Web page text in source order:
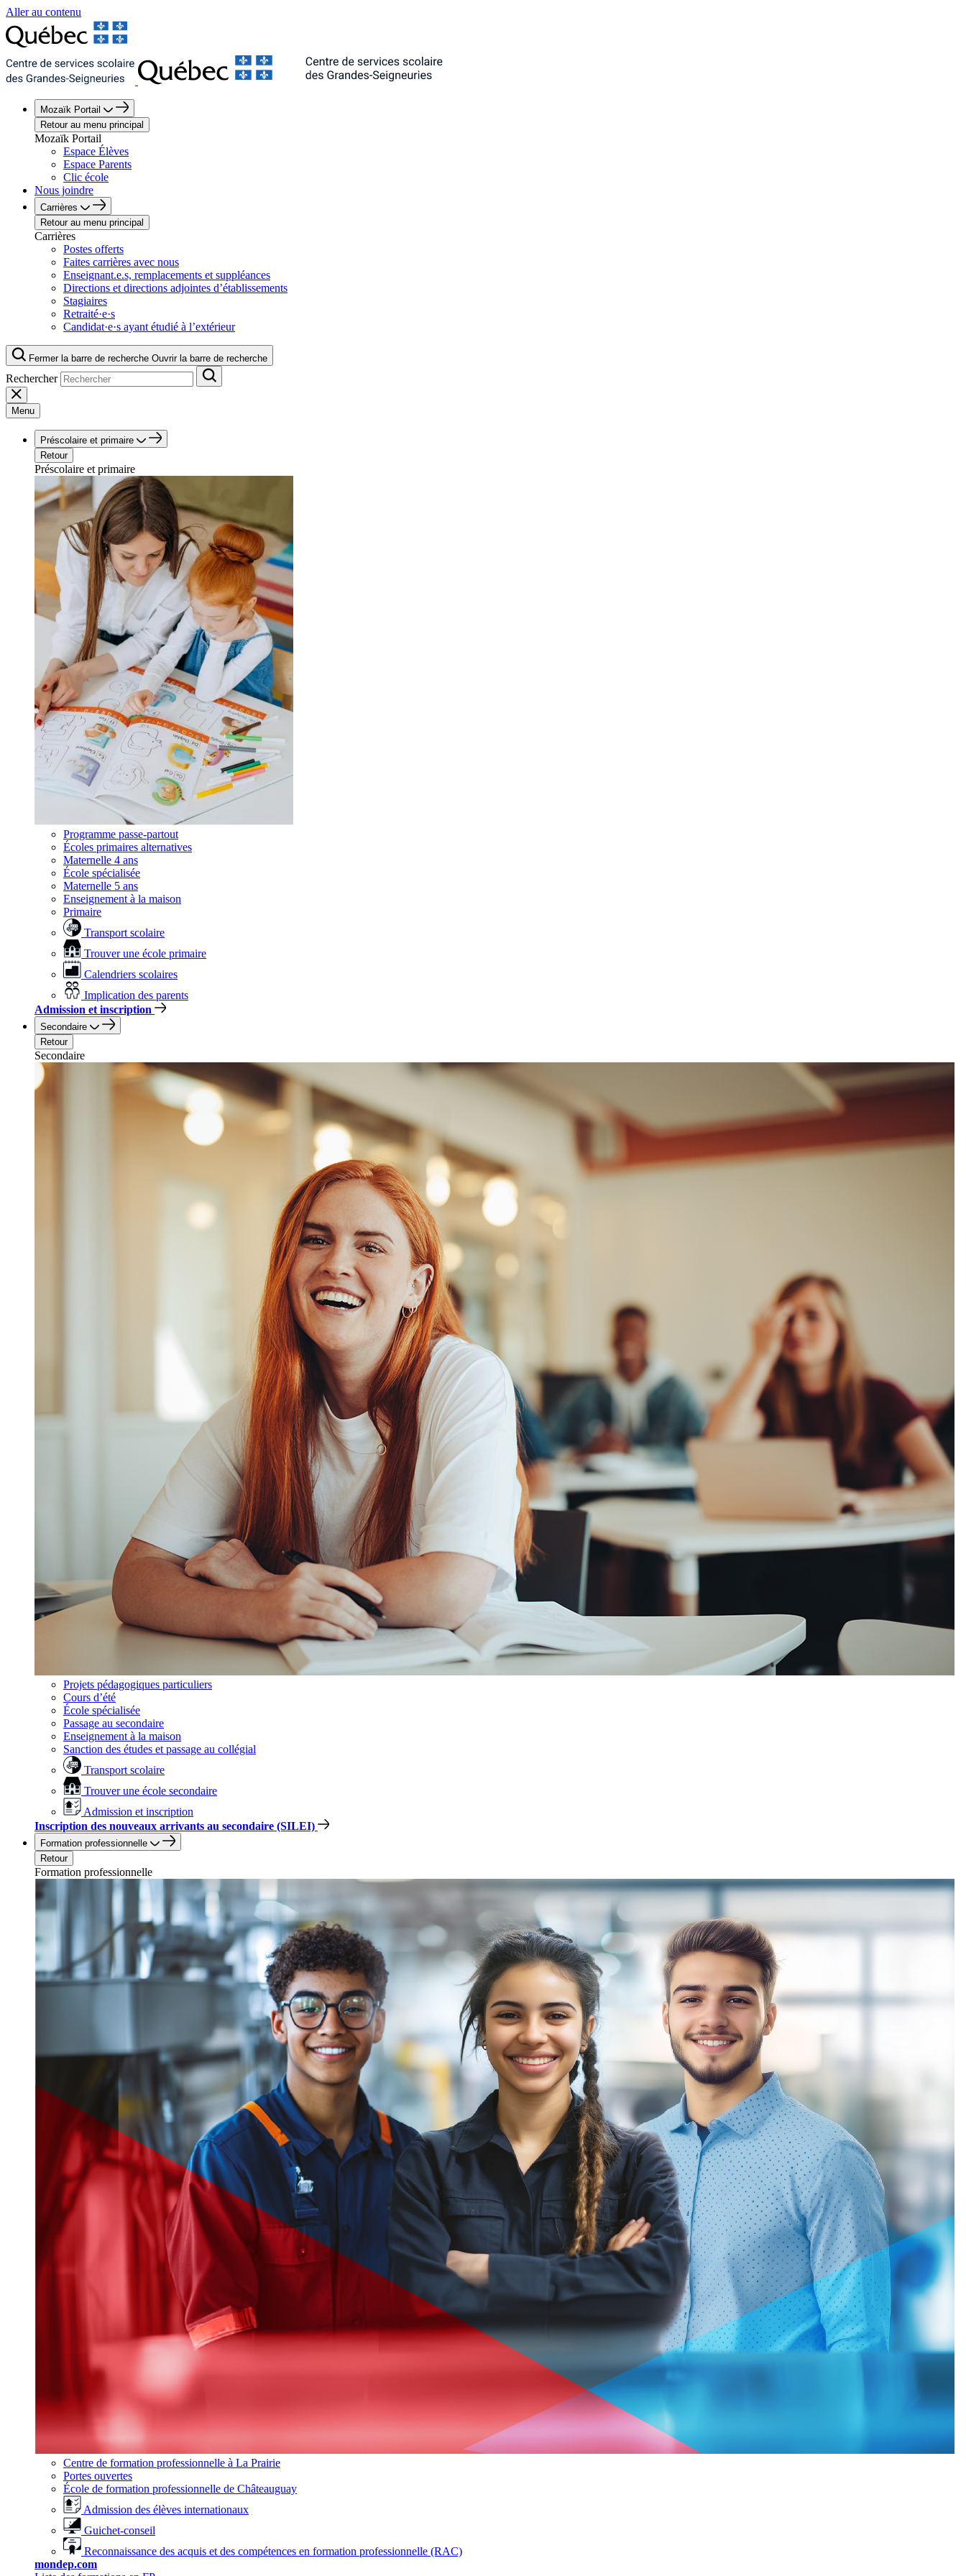
Aller au contenu
Mozaïk Portail
Retour au menu principal
Mozaïk Portail
Espace Élèves
Espace Parents
Clic école
Nous joindre
Carrières
Retour au menu principal
Carrières
Postes offerts
Faites carrières avec nous
Enseignant.e.s, remplacements et suppléances
Directions et directions adjointes d’établissements
Stagiaires
Retraité·e·s
Candidat·e·s ayant étudié à l’extérieur
Fermer la barre de recherche Ouvrir la barre de recherche
Rechercher
Menu
Préscolaire et primaire
Retour
Préscolaire et primaire
Programme passe-partout
Écoles primaires alternatives
Maternelle 4 ans
École spécialisée
Maternelle 5 ans
Enseignement à la maison
Primaire
Transport scolaire
Trouver une école primaire
Calendriers scolaires
Implication des parents
Admission et inscription
Secondaire
Retour
Secondaire
Projets pédagogiques particuliers
Cours d’été
École spécialisée
Passage au secondaire
Enseignement à la maison
Sanction des études et passage au collégial
Transport scolaire
Trouver une école secondaire
Admission et inscription
Inscription des nouveaux arrivants au secondaire (SILEI)
Formation professionnelle
Retour
Formation professionnelle
Centre de formation professionnelle à La Prairie
Portes ouvertes
École de formation professionnelle de Châteauguay
Admission des élèves internationaux
Guichet-conseil
Reconnaissance des acquis et des compétences en formation professionnelle (RAC)
mondep.com